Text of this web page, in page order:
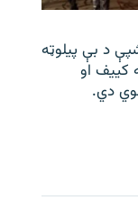
د بې‌ پیلوټه
کییف او